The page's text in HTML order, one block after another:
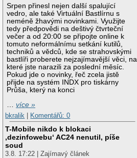
Srpen přinesl nejen další spalující
vedro, ale také Virtuální Bastlírnu s
neméně žhavými novinkami. Využijte
tedy předpovědi na deštivý čtvrteční
večer a od 20:00 se připojte online k
tomuto neformálnímu setkání kutilů,
techniků a vědců, kde se strahovskými
bastlíři proberete nejzajímavější věci, na
které jste narazili za poslední měsíc.
Pokud jde o novinky, řeč zcela jistě
přijde na systém INDX pro tiskárny
Průša, který na konci
…více »
bkralik
Komentářů: 0
T-Mobile nikdo k blokaci
‚dezinfowebu‘ AC24 nenutil, píše
soud
3.8. 17:22 | Zajímavý článek